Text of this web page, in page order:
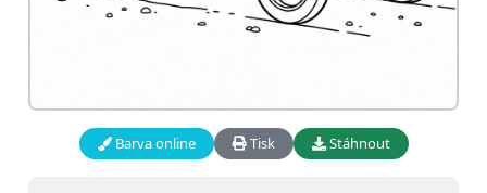
Barva online Tisk Stáhnout